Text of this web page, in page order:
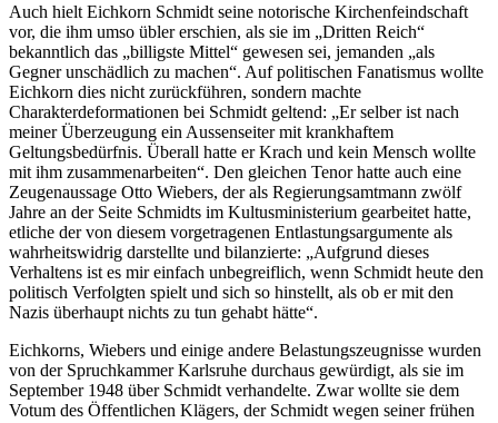
Auch hielt Eichkorn Schmidt seine notorische Kirchenfeindschaft
vor, die ihm umso übler erschien, als sie im „Dritten Reich“
bekanntlich das „billigste Mittel“ gewesen sei, jemanden „als
Gegner unschädlich zu machen“. Auf politischen Fanatismus wollte
Eichkorn dies nicht zurückführen, sondern machte
Charakterdeformationen bei Schmidt geltend: „Er selber ist nach
meiner Überzeugung ein Aussenseiter mit krankhaftem
Geltungsbedürfnis. Überall hatte er Krach und kein Mensch wollte
mit ihm zusammenarbeiten“. Den gleichen Tenor hatte auch eine
Zeugenaussage Otto Wiebers, der als Regierungsamtmann zwölf
Jahre an der Seite Schmidts im Kultusministerium gearbeitet hatte,
etliche der von diesem vorgetragenen Entlastungsargumente als
wahrheitswidrig darstellte und bilanzierte: „Aufgrund dieses
Verhaltens ist es mir einfach unbegreiflich, wenn Schmidt heute den
politisch Verfolgten spielt und sich so hinstellt, als ob er mit den
Nazis überhaupt nichts zu tun gehabt hätte“.
Eichkorns, Wiebers und einige andere Belastungszeugnisse wurden
von der Spruchkammer Karlsruhe durchaus gewürdigt, als sie im
September 1948 über Schmidt verhandelte. Zwar wollte sie dem
Votum des Öffentlichen Klägers, der Schmidt wegen seiner frühen